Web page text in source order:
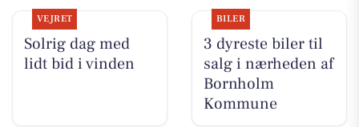
VEJRET
Solrig dag med
lidt bid i vinden
BILER
3 dyreste biler til
salg i nærheden af
Bornholm
Kommune